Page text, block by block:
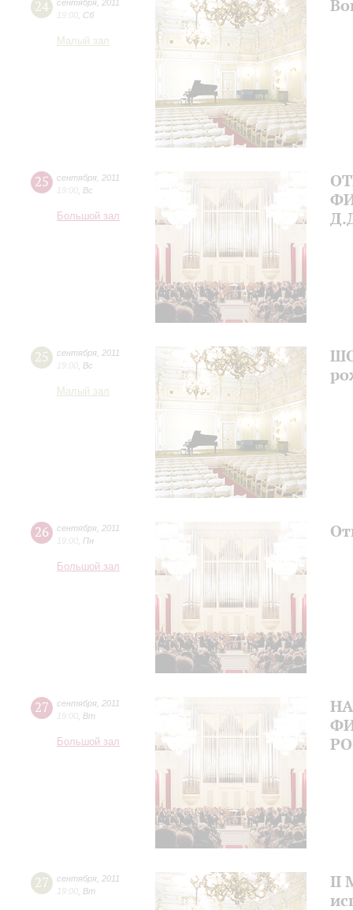
24 сентября 2011
19:00 Сб
Малый зал
25 сентября 2011
19:00 Вс
Большой зал
25 сентября 2011
19:00 Вс
Малый зал
26 сентября 2011
19:00 Пн
Большой зал
27 сентября 2011
19:00 Вт
Большой зал
27 сентября 2011
19:00 Вт
II